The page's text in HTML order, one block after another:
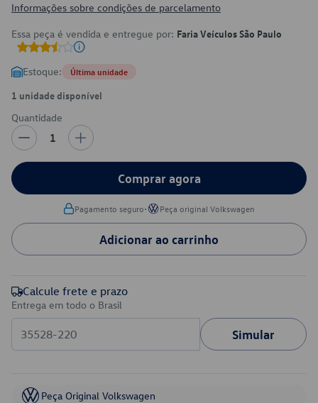
Informações sobre condições de parcelamento
Essa peça é vendida e entregue por: Faria Veículos São Paulo
Estoque: Última unidade
1 unidade disponível
Quantidade
1
Comprar agora
Pagamento seguro• Peça original Volkswagen
Adicionar ao carrinho
Calcule frete e prazo
Entrega em todo o Brasil
Simular
Peça Original Volkswagen